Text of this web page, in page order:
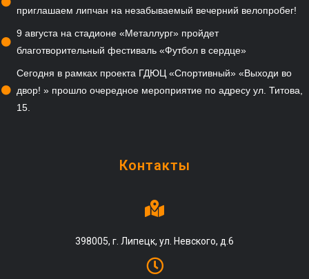
приглашаем липчан на незабываемый вечерний велопробег!
9 августа на стадионе «Металлург» пройдет
благотворительный фестиваль «Футбол в сердце»
Сегодня в рамках проекта ГДЮЦ «Спортивный» «Выходи во
двор! » прошло очередное мероприятие по адресу ул. Титова,
15.
Контакты
398005, г. Липецк, ул. Невского, д.6